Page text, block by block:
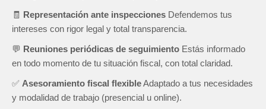
🧾 Representación ante inspecciones Defendemos tus
intereses con rigor legal y total transparencia.
💬 Reuniones periódicas de seguimiento Estás informado
en todo momento de tu situación fiscal, con total claridad.
✅ Asesoramiento fiscal flexibleAdaptado a tus necesidades
y modalidad de trabajo (presencial u online).